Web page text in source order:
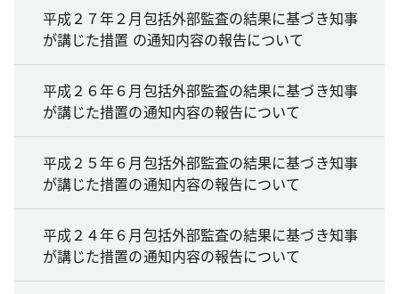
平成２７年２月包括外部監査の結果に基づき知事
が講じた措置 の通知内容の報告について
平成２６年６月包括外部監査の結果に基づき知事
が講じた措置の通知内容の報告について
平成２５年６月包括外部監査の結果に基づき知事
が講じた措置の通知内容の報告について
平成２４年６月包括外部監査の結果に基づき知事
が講じた措置の通知内容の報告について